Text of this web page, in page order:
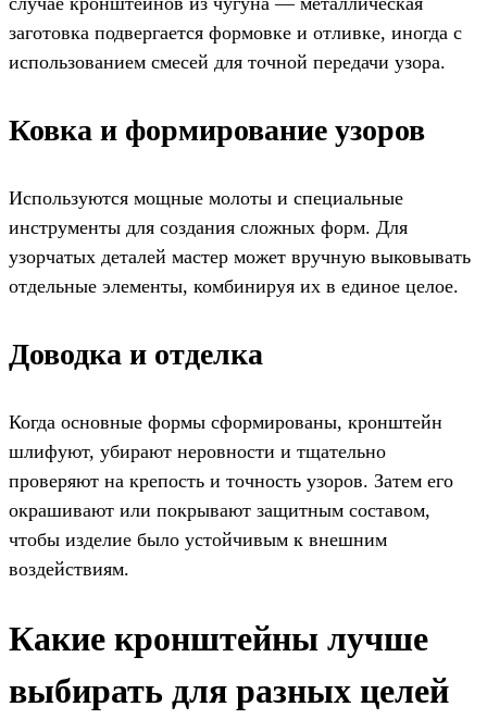
заготовка подвергается формовке и отливке, иногда с
использованием смесей для точной передачи узора.
Ковка и формирование узоров
Используются мощные молоты и специальные
инструменты для создания сложных форм. Для
узорчатых деталей мастер может вручную выковывать
отдельные элементы, комбинируя их в единое целое.
Доводка и отделка
Когда основные формы сформированы, кронштейн
шлифуют, убирают неровности и тщательно
проверяют на крепость и точность узоров. Затем его
окрашивают или покрывают защитным составом,
чтобы изделие было устойчивым к внешним
воздействиям.
Какие кронштейны лучше
выбирать для разных целей